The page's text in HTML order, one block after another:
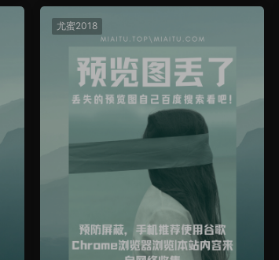
尤蜜2018